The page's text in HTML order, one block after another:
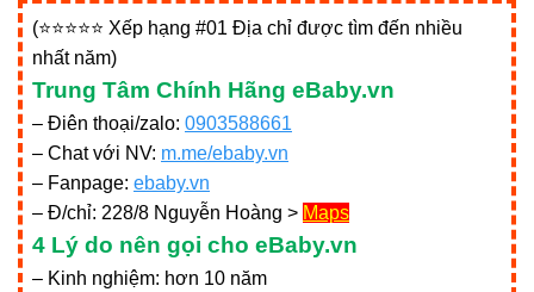
(⭐⭐⭐⭐⭐ Xếp hạng #01 Địa chỉ được tìm đến nhiều
nhất năm)
Trung Tâm Chính Hãng eBaby.vn
– Điên thoại/zalo: 0903588661
– Chat với NV: m.me/ebaby.vn
– Fanpage: ebaby.vn
– Đ/chỉ: 228/8 Nguyễn Hoàng > Maps
4 Lý do nên gọi cho eBaby.vn
– Kinh nghiệm: hơn 10 năm